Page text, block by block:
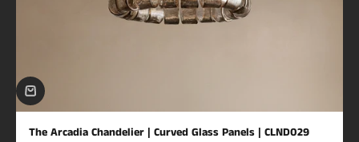
The Arcadia Chandelier | Curved Glass Panels | CLND029